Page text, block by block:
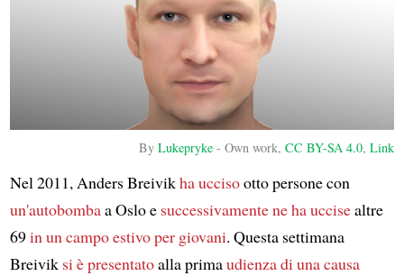
ByLukepryke -Own work,CC BY-SA 4.0,Link
Nel 2011, Anders Breivikha uccisootto persone con
un'autobombaa Oslo e successivamentene ha uccisealtre
69in un campo estivo per giovani. Questa settimana
Breivik si è presentatoalla primaudienzadi una causa